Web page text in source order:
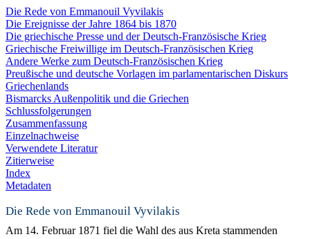
Die Rede von Emmanouil Vyvilakis
Die Ereignisse der Jahre 1864 bis 1870
Die griechische Presse und der Deutsch-Französische Krieg
Griechische Freiwillige im Deutsch-Französischen Krieg
Andere Werke zum Deutsch-Französischen Krieg
Preußische und deutsche Vorlagen im parlamentarischen Diskurs
Griechenlands
Bismarcks Außenpolitik und die Griechen
Schlussfolgerungen
Zusammenfassung
Einzelnachweise
Verwendete Literatur
Zitierweise
Index
Metadaten
Die Rede von Emmanouil Vyvilakis
Am 14. Februar 1871 fiel die Wahl des aus Kreta stammenden